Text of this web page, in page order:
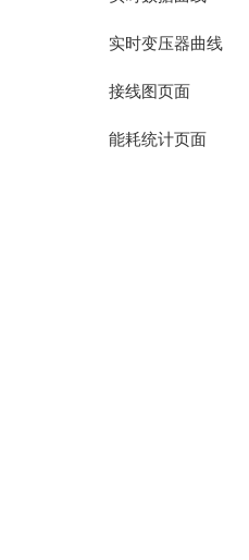
实时变压器曲线
接线图页面
能耗统计页面